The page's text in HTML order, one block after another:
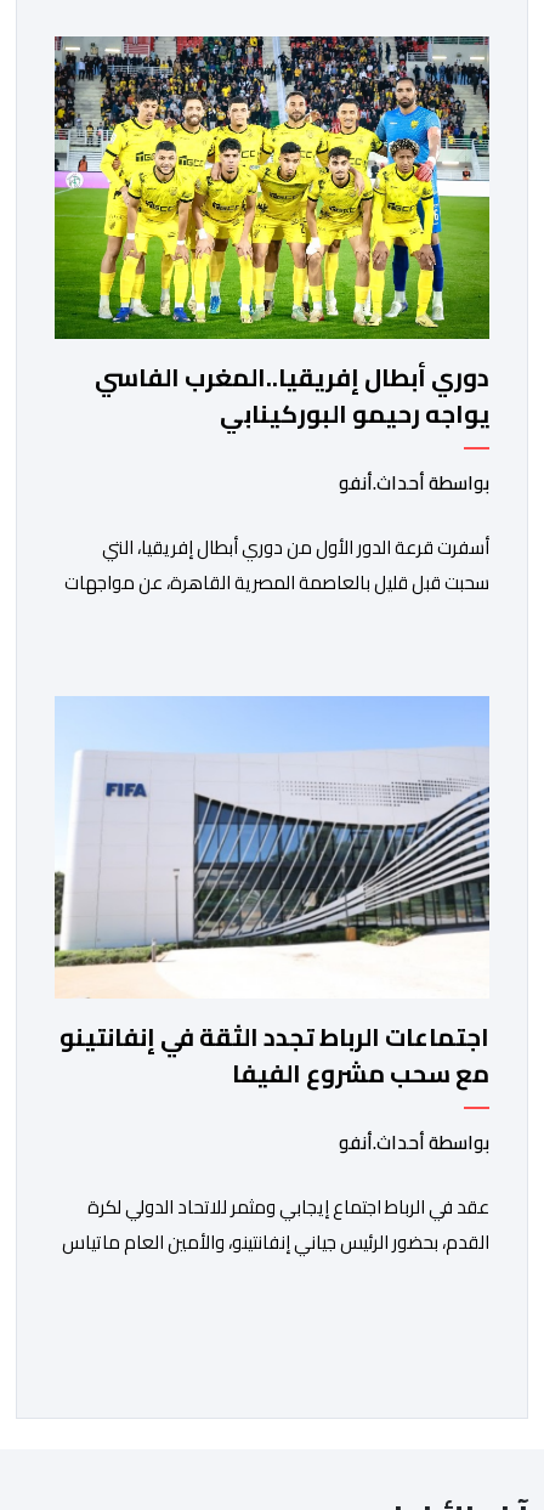
ووسط القارة. ​وسيكون نادي الرجاء الرياضي على موعد مع
مواجهة المتأهل من المباراة التي تجمع بين إيل كانيمي
واريورز النيجيري ونادي أوديب ممثل […]
دوري أبطال إفريقيا..المغرب الفاسي
يواجه رحيمو البوركينابي
بواسطة أحداث.أنفو
أسفرت قرعة الدور الأول من دوري أبطال إفريقيا، التي
سحبت قبل قليل بالعاصمة المصرية القاهرة، عن مواجهات
نهضة بركان على موعد في هذا الدور مع الفائز من المباراة
الغامبي، حيث يطمح الفريق […]
اجتماعات الرباط تجدد الثقة في إنفانتينو
مع سحب مشروع الفيفا
بواسطة أحداث.أنفو
عقد في الرباط اجتماع إيجابي ومثمر للاتحاد الدولي لكرة
القدم، بحضور الرئيس جياني إنفانتينو، والأمين العام ماتياس
المسؤول الوحيد المباشر والمنتخب من قِبل 211 اتحادا […]